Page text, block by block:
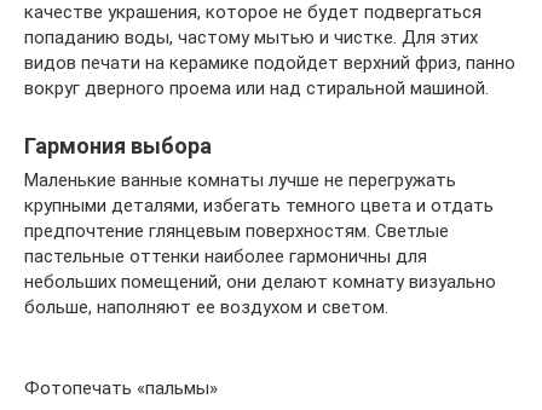
качестве украшения, которое не будет подвергаться
попаданию воды, частому мытью и чистке. Для этих
видов печати на керамике подойдет верхний фриз, панно
вокруг дверного проема или над стиральной машиной.
Гармония выбора
Маленькие ванные комнаты лучше не перегружать
крупными деталями, избегать темного цвета и отдать
предпочтение глянцевым поверхностям. Светлые
пастельные оттенки наиболее гармоничны для
небольших помещений, они делают комнату визуально
больше, наполняют ее воздухом и светом.
Фотопечать «пальмы»